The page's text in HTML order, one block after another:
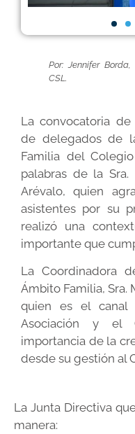
Por: Jennifer
CSL.
La convocatoria
de delegados de
Familia del
palabras de la Sra.
Arévalo, quien
asistentes por su
realizó una
importante que
La Coordinadora
Ámbito Familia, Sra.
quien es el canal
Asociación y el
importancia de la
desde su gestión al
La Junta Directiva
manera: